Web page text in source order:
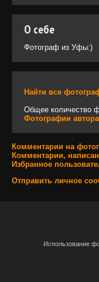
О себе
Фотограф из Уфы:)
Найти все
Общее количество
Фотографии
Комментарии на
Комментарии,
Избранное
Отправить личное
Использование